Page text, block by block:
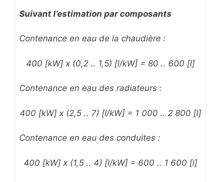
Suivant l’estimation par composants
Contenance en eau de la chaudière :
400 [kW] x (0,2 .. 1,5) [l/kW] = 80 .. 600 [l]
Contenance en eau des radiateurs :
400 [kW] x (2,5 .. 7) [l/kW] = 1 000 .. 2 800 [l]
Contenance en eau des conduites :
400 [kW] x (1,5 .. 4) [l/kW] = 600 .. 1 600 [l]